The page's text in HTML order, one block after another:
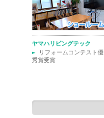
ヤマハリビングテック
►
リフォームコンテスト優
秀賞受賞